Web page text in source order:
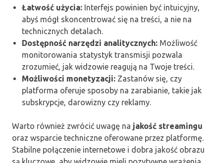
Łatwość użycia: Interfejs powinien być intuicyjny,
abyś mógł skoncentrować się na treści, a nie na
technicznych detalach.
Dostępność narzędzi analitycznych: Możliwość
monitorowania statystyk transmisji pozwala
zrozumieć, jak widzowie reagują na Twoje treści.
Możliwości monetyzacji: Zastanów się, czy
platforma oferuje sposoby na zarabianie, takie jak
subskrypcje, darowizny czy reklamy.
Warto również zwrócić uwagę na jakość streamingu
oraz wsparcie techniczne oferowane przez platformę.
Stabilne połączenie internetowe i dobra jakość obrazu